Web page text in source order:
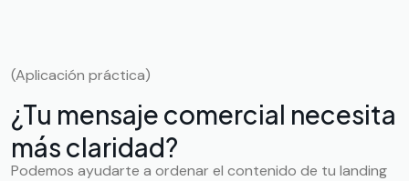
(Aplicación práctica)
¿Tu mensaje comercial necesita
más claridad?
Podemos ayudarte a ordenar el contenido de tu landing